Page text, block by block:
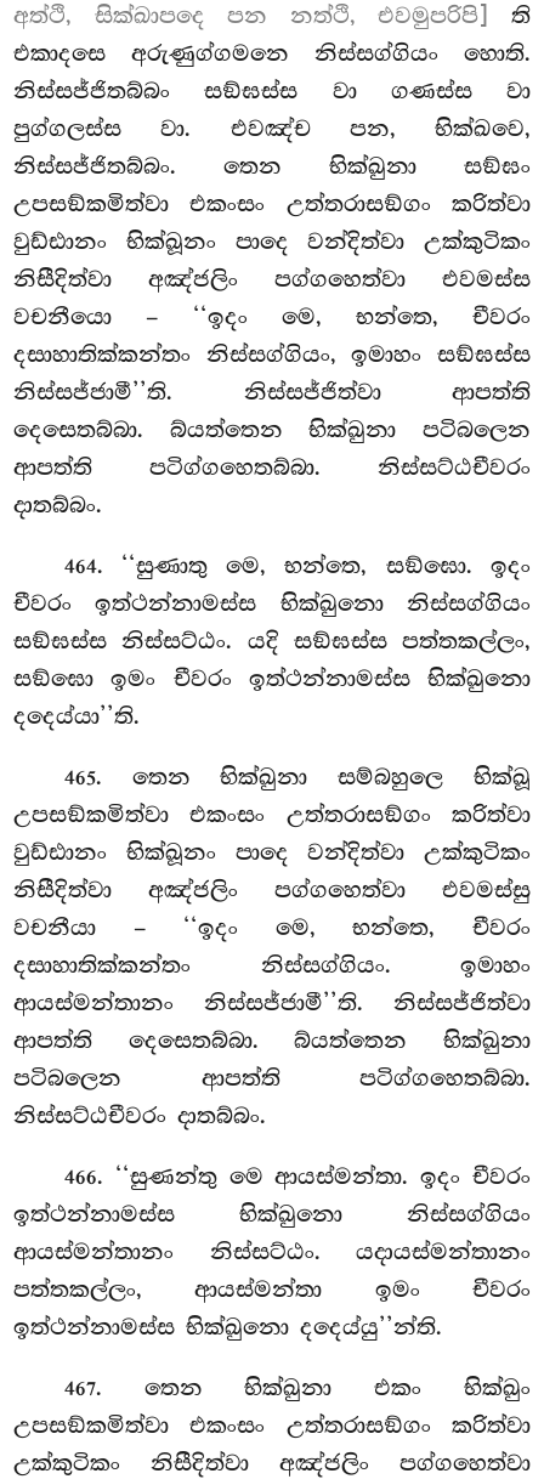
අත්ථි, සික්ඛාපදෙ පන නත්ථි, එවමුපරිපි]
ති
එකාදසෙ අරුණුග්ගමනෙ නිස්සග්ගියං හොති.
නිස්සජ්ජිතබ්බංසඞ්ඝස්ස වා ගණස්ස වා
පුග්ගලස්ස වා. එවඤ්ච පන, භික්ඛවෙ,
නිස්සජ්ජිතබ්බං. තෙන භික්ඛුනා සඞ්ඝං
උපසඞ්කමිත්වා එකංසං උත්තරාසඞ්ගං කරිත්වා
වුඩ්ඪානං භික්ඛූනං පාදෙ වන්දිත්වා උක්කුටිකං
නිසීදිත්වා අඤ්ජලිං පග්ගහෙත්වා එවමස්ස
වචනීයො – ‘‘ඉදං මෙ, භන්තෙ, චීවරං
දසාහාතික්කන්තං නිස්සග්ගියං, ඉමාහං සඞ්ඝස්ස
නිස්සජ්ජාමී’’ති. නිස්සජ්ජිත්වා ආපත්ති
දෙසෙතබ්බා. බ්යත්තෙන භික්ඛුනා පටිබලෙන
ආපත්ති පටිග්ගහෙතබ්බා. නිස්සට්ඨචීවරං
දාතබ්බං.
464. ‘‘සුණාතු මෙ, භන්තෙ, සඞ්ඝො. ඉදං
චීවරං ඉත්ථන්නාමස්ස භික්ඛුනො නිස්සග්ගියං
සඞ්ඝස්ස නිස්සට්ඨං. යදි සඞ්ඝස්ස පත්තකල්ලං,
සඞ්ඝො ඉමං චීවරං ඉත්ථන්නාමස්ස භික්ඛුනො
දදෙය්යා’’ති.
465. තෙනභික්ඛුනා සම්බහුලෙ භික්ඛූ
උපසඞ්කමිත්වා එකංසං උත්තරාසඞ්ගං කරිත්වා
වුඩ්ඪානං භික්ඛූනං පාදෙ වන්දිත්වා උක්කුටිකං
නිසීදිත්වා අඤ්ජලිං පග්ගහෙත්වා එවමස්සු
වචනීයා – ‘‘ඉදං මෙ, භන්තෙ, චීවරං
දසාහාතික්කන්තං නිස්සග්ගියං. ඉමාහං
ආයස්මන්තානං නිස්සජ්ජාමී’’ති. නිස්සජ්ජිත්වා
ආපත්ති දෙසෙතබ්බා. බ්යත්තෙන භික්ඛුනා
පටිබලෙන ආපත්ති පටිග්ගහෙතබ්බා.
නිස්සට්ඨචීවරං දාතබ්බං.
466. ‘‘සුණන්තු මෙ ආයස්මන්තා. ඉදං චීවරං
ඉත්ථන්නාමස්ස භික්ඛුනො නිස්සග්ගියං
ආයස්මන්තානං නිස්සට්ඨං. යදායස්මන්තානං
පත්තකල්ලං, ආයස්මන්තා ඉමං චීවරං
ඉත්ථන්නාමස්ස භික්ඛුනො දදෙය්යු’’න්ති.
467. තෙන භික්ඛුනා එකං භික්ඛුං
උපසඞ්කමිත්වා එකංසං උත්තරාසඞ්ගං කරිත්වා
උක්කුටිකං නිසීදිත්වා අඤ්ජලිං පග්ගහෙත්වා